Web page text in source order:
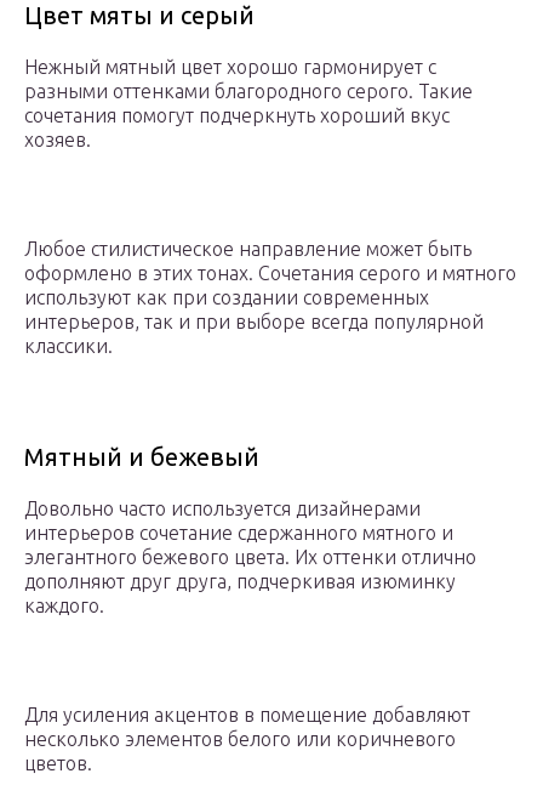
Цвет мяты и серый
Нежный мятный цвет хорошо гармонирует с
разными оттенками благородного серого. Такие
сочетания помогут подчеркнуть хороший вкус
хозяев.
Любое стилистическое направление может быть
оформлено в этих тонах. Сочетания серого и мятного
используют как при создании современных
интерьеров, так и при выборе всегда популярной
классики.
Мятный и бежевый
Довольно часто используется дизайнерами
интерьеров сочетание сдержанного мятного и
элегантного бежевого цвета. Их оттенки отлично
дополняют друг друга, подчеркивая изюминку
каждого.
Для усиления акцентов в помещение добавляют
несколько элементов белого или коричневого
цветов.